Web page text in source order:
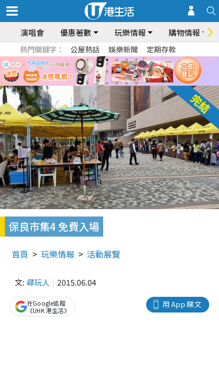
演唱會 優惠著數 玩樂情報 購物情報
熱門關鍵字： 公屋熱話 娛樂新聞 定期存款
保良市集4 免費入場
首頁 玩樂情報 活動展覽
文: 尋玩人 2015.06.04
用 App 睇文
在Google追蹤
《UHK 港生活》